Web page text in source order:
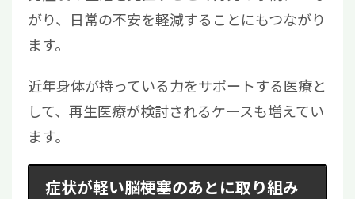
がり、日常の不安を軽減することにもつながり
ます。
近年身体が持っている力をサポートする医療と
して、再生医療が検討されるケースも増えてい
ます。
症状が軽い脳梗塞のあとに取り組み